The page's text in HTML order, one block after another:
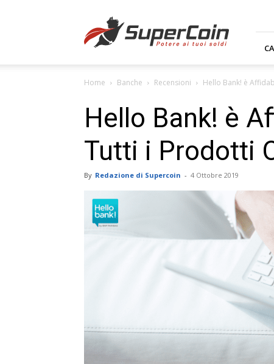
Home Banche Recensioni Hello Bank! è
Hello Bank! è
Tutti i Prodotti
By Redazione di Supercoin - 4 Ottobre 2019